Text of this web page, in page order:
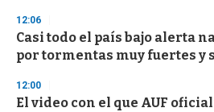
s
e
c
o
d
s
12:06
Casi todo el país bajo alerta
por tormentas muy fuertes y
12:00
El video con el que AUF